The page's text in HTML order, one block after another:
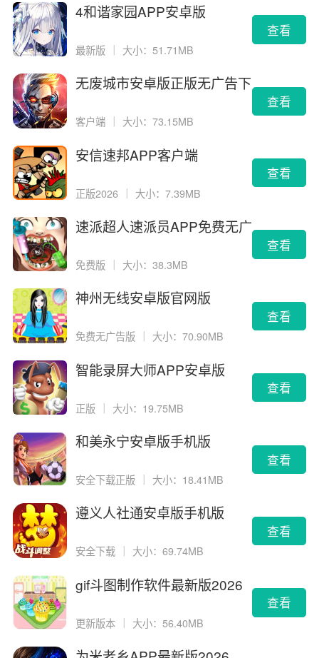
4和谐家园APP安卓版
最新版 大小：51.71MB
查看
无废城市安卓版正版无广告下
客户端 大小：73.15MB
查看
安信速邦APP客户端
正版2026 ｜ 大小：7.39MB
查看
速派超人速派员APP免费无广
免费版 大小：38.3MB
查看
神州无线安卓版官网版
免费无广告版 大小：70.90MB
查看
智能录屏大师APP安卓版
正版 ｜ 大小：19.75MB
查看
和美永宁安卓版手机版
安全下载正版 大小：18.41MB
查看
遵义人社通安卓版手机版
安全下载 大小：69.74MB
查看
gif斗图制作软件最新版2026
更新版本 ｜ 大小：56.40MB
查看